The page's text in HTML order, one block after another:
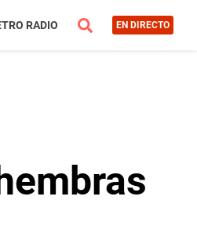
RADIO EN DIRECTO